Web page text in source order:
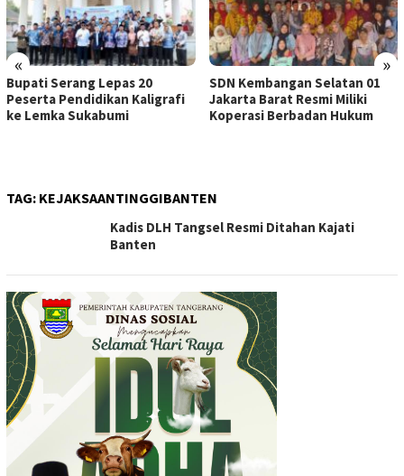
« »
Bupati Serang Lepas 20
Peserta Pendidikan Kaligrafi
ke Lemka Sukabumi
SDN Kembangan Selatan 01
Jakarta Barat Resmi Miliki
Koperasi Berbadan Hukum
TAG: KEJAKSAANTINGGIBANTEN
Kadis DLH Tangsel Resmi Ditahan Kajati
Banten